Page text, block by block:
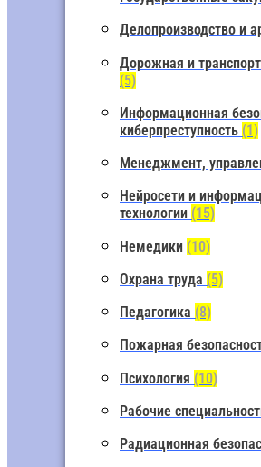
Делопроизводство и
Дорожная и
(5)
Информационная
киберпреступность (1)
Менеджмент,
Нейросети и
технологии (15)
Немедики (10)
Охрана труда (5)
Педагогика (8)
Пожарная
Психология (10)
Рабочие
Радиационная